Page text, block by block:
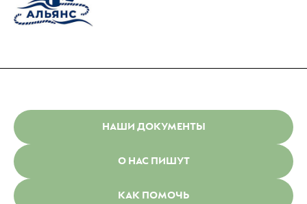
НАШИ ДОКУМЕНТЫ
О НАС ПИШУТ
КАК ПОМОЧЬ